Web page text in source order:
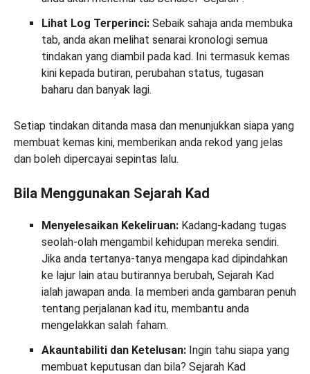
Lihat Log Terperinci: Sebaik sahaja anda membuka
tab, anda akan melihat senarai kronologi semua
tindakan yang diambil pada kad. Ini termasuk kemas
kini kepada butiran, perubahan status, tugasan
baharu dan banyak lagi.
Setiap tindakan ditanda masa dan menunjukkan siapa yang
membuat kemas kini, memberikan anda rekod yang jelas
dan boleh dipercayai sepintas lalu.
Bila Menggunakan Sejarah Kad
Menyelesaikan Kekeliruan: Kadang-kadang tugas
seolah-olah mengambil kehidupan mereka sendiri.
Jika anda tertanya-tanya mengapa kad dipindahkan
ke lajur lain atau butirannya berubah, Sejarah Kad
ialah jawapan anda. Ia memberi anda gambaran penuh
tentang perjalanan kad itu, membantu anda
mengelakkan salah faham.
Akauntabiliti dan Ketelusan: Ingin tahu siapa yang
membuat keputusan dan bila? Sejarah Kad